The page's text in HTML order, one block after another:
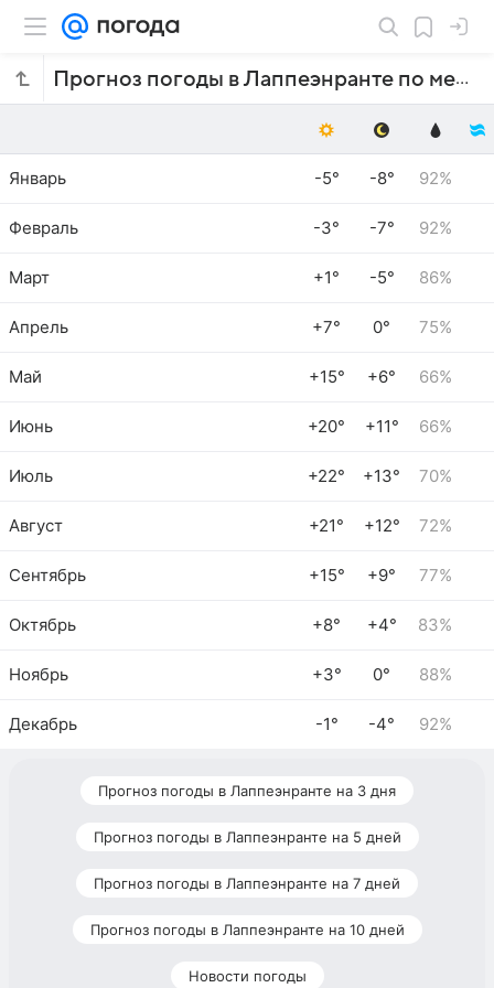
Прогноз погоды в Лаппеэнранте по месяцам
Январь -5° -8° 92%
Февраль -3° -7° 92%
Март +1° -5° 86%
Апрель +7° 0° 75%
Май +15° +6° 66%
Июнь +20° +11° 66%
Июль +22° +13° 70%
Август +21° +12° 72%
Сентябрь +15° +9° 77%
Октябрь +8° +4° 83%
Ноябрь +3° 0° 88%
Декабрь -1° -4° 92%
Прогноз погоды в Лаппеэнранте на 3 дня
Прогноз погоды в Лаппеэнранте на 5 дней
Прогноз погоды в Лаппеэнранте на 7 дней
Прогноз погоды в Лаппеэнранте на 10 дней
Новости погоды